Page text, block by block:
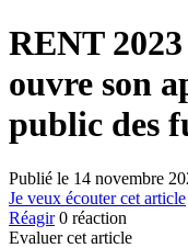
RENT
ouvre son
public des
Publié le 14 novembre
Je veux écouter cet article
Réagir 0 réaction
Evaluer cet article